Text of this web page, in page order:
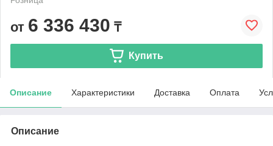
от 6 336 430 ₸
Купить
Описание Характеристики Доставка Оплата
Описание